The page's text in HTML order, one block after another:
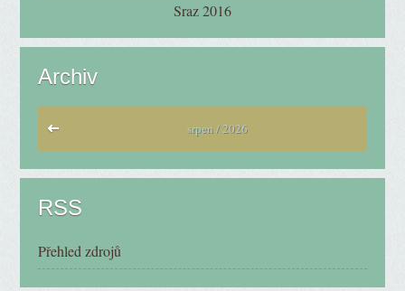
Sraz 2016
Archiv
srpen / 2026
RSS
Přehled zdrojů